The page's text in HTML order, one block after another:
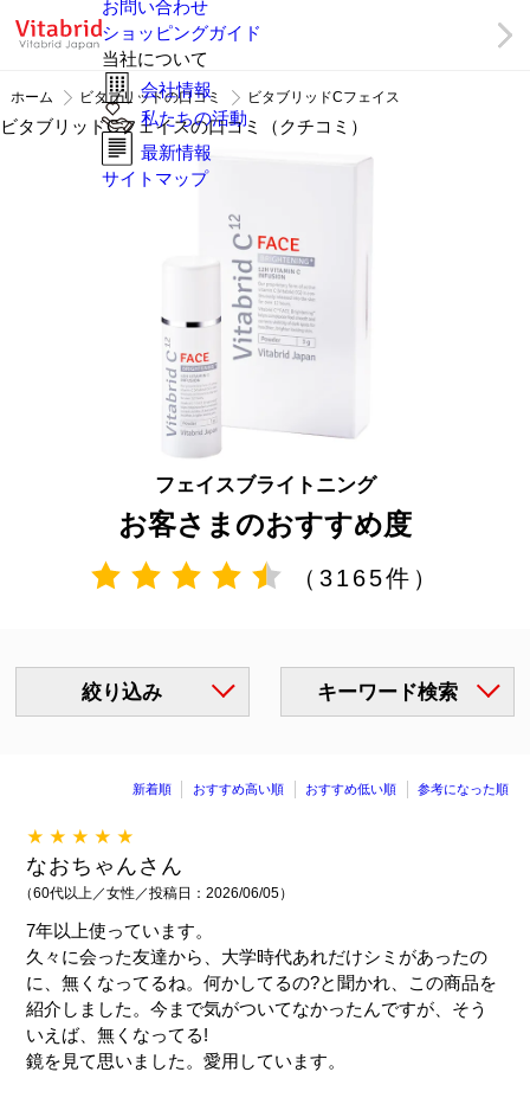
お問い合わせ
ショッピングガイド
当社について
会社情報
私たちの活動
最新情報
サイトマップ
ホーム ビタブリッドの口コミ ビタブリッドCフェイス
ビタブリッドCフェイスの口コミ（クチコミ）
フェイスブライトニング
お客さまのおすすめ度
（3165件）
絞り込み キーワード検索
新着順 おすすめ高い順 おすすめ低い順 参考になった順
★★★★★
なおちゃんさん
（60代以上／女性／投稿日：2026/06/05）
7年以上使っています。
久々に会った友達から、大学時代あれだけシミがあったの
に、無くなってるね。何かしてるの?と聞かれ、この商品を
紹介しました。今まで気がついてなかったんですが、そう
いえば、無くなってる!
鏡を見て思いました。愛用しています。